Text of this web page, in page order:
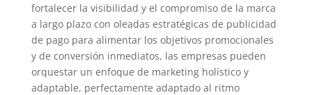
fortalecer la visibilidad y el compromiso de la marca
a largo plazo con oleadas estratégicas de publicidad
de pago para alimentar los objetivos promocionales
y de conversión inmediatos, las empresas pueden
orquestar un enfoque de marketing holístico y
adaptable, perfectamente adaptado al ritmo